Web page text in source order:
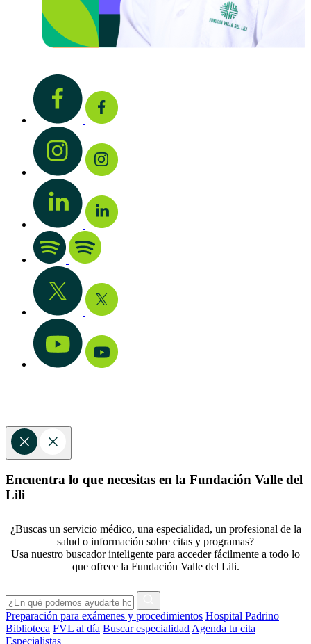
Encuentra lo que necesitas en la Fundación Valle del
Lili
¿Buscas un servicio médico, una especialidad, un profesional de la
salud o información sobre citas y programas?
Usa nuestro buscador inteligente para acceder fácilmente a todo lo
que ofrece la Fundación Valle del Lili.
Preparación para exámenes y procedimientos Hospital Padrino
Biblioteca FVL al día Buscar especialidad Agenda tu cita
Especialistas